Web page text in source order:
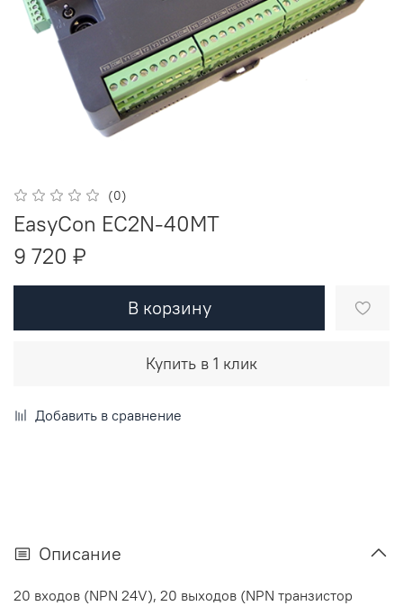
(0)
EasyCon EC2N-40MT
9 720 ₽
В корзину
Купить в 1 клик
Добавить в сравнение
Описание
20 входов (NPN 24V), 20 выходов (NPN транзистор